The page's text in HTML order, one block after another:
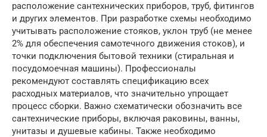
расположение сантехнических приборов, труб, фитингов
и других элементов. При разработке схемы необходимо
учитывать расположение стояков, уклон труб (не менее
2% для обеспечения самотечного движения стоков), и
точки подключения бытовой техники (стиральная и
посудомоечная машины). Профессионалы
рекомендуют составлять спецификацию всех
расходных материалов, что значительно упрощает
процесс сборки. Важно схематически обозначить все
сантехнические приборы, включая раковины, ванны,
унитазы и душевые кабины. Также необходимо